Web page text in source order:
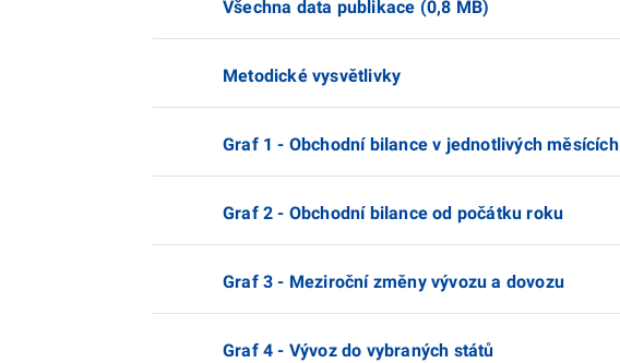
Všechna data publikace (0,8 MB)
Metodické vysvětlivky
Graf 1 - Obchodní bilance v jednotlivých měsících
Graf 2 - Obchodní bilance od počátku roku
Graf 3 - Meziroční změny vývozu a dovozu
Graf 4 - Vývoz do vybraných států